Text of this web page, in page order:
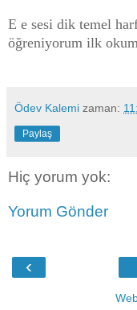
E e sesi dik temel
öğreniyorum ilk
Ödev Kalemi zaman:
Paylaş
Hiç yorum yok:
Yorum Gönder
‹